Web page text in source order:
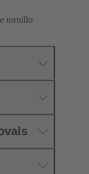
tornillo